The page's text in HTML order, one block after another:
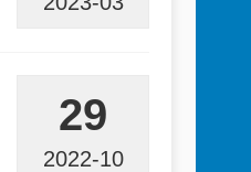
29
2022-10